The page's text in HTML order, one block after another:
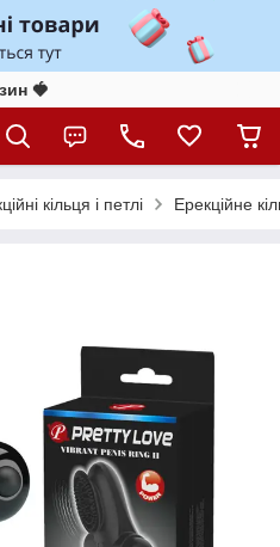
🍓
кільця і петлі Ерекційне